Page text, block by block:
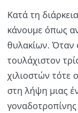
Κατά τη
κάνουμε όπως
θυλακίων. Όταν
τουλάχιστον
χιλιοστών τότε
στη λήψη μιας